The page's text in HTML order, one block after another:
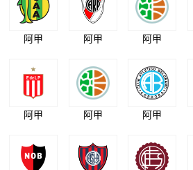
阿甲 阿甲 阿甲
阿甲 阿甲 阿甲